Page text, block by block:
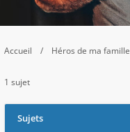
Accueil Héros de ma famille
1 sujet
Sujets